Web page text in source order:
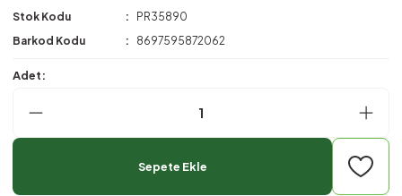
Stok Kodu
PR35890
Barkod Kodu
8697595872062
Adet:
Sepete Ekle